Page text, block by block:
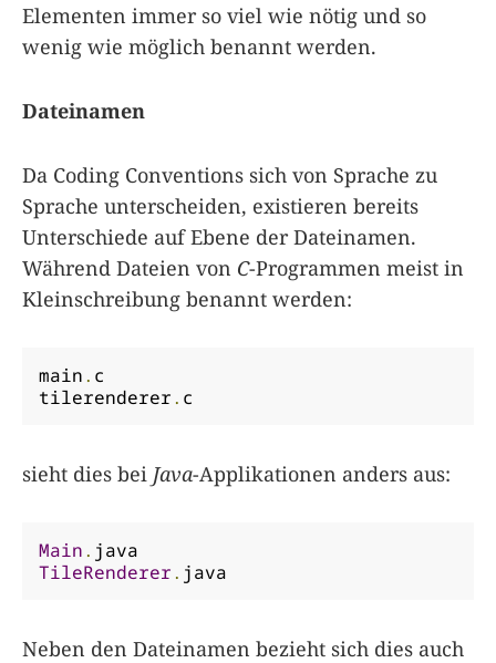
Elementen immer so viel wie nötig und so
wenig wie möglich benannt werden.
Dateinamen
Da Coding Conventions sich von Sprache zu
Sprache unterscheiden, existieren bereits
Unterschiede auf Ebene der Dateinamen.
Während Dateien von C-Programmen meist in
Kleinschreibung benannt werden:
main. c
tilerenderer. c
sieht dies bei Java-Applikationen anders aus:
Main.
TileRenderer. java
Neben den Dateinamen bezieht sich dies auch